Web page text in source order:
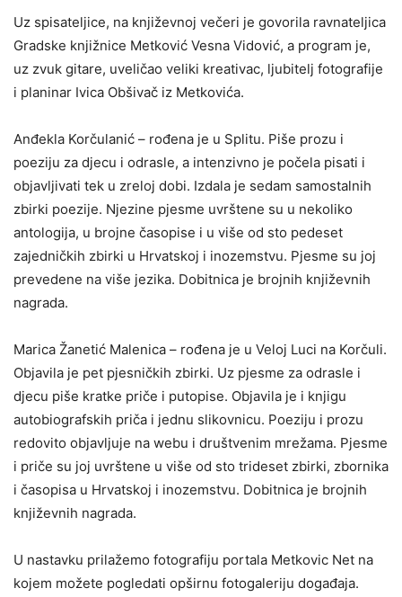
Uz spisateljice, na književnoj večeri je govorila ravnateljica
Gradske knjižnice Metković Vesna Vidović, a program je,
uz zvuk gitare, uveličao veliki kreativac, ljubitelj fotografije
i planinar Ivica Obšivač iz Metkovića.
Anđekla Korčulanić – rođena je u Splitu. Piše prozu i
poeziju za djecu i odrasle, a intenzivno je počela pisati i
objavljivati tek u zreloj dobi. Izdala je sedam samostalnih
zbirki poezije. Njezine pjesme uvrštene su u nekoliko
antologija, u brojne časopise i u više od sto pedeset
zajedničkih zbirki u Hrvatskoj i inozemstvu. Pjesme su joj
prevedene na više jezika. Dobitnica je brojnih književnih
nagrada.
Marica Žanetić Malenica – rođena je u Veloj Luci na Korčuli.
Objavila je pet pjesničkih zbirki. Uz pjesme za odrasle i
djecu piše kratke priče i putopise. Objavila je i knjigu
autobiografskih priča i jednu slikovnicu. Poeziju i prozu
redovito objavljuje na webu i društvenim mrežama. Pjesme
i priče su joj uvrštene u više od sto trideset zbirki, zbornika
i časopisa u Hrvatskoj i inozemstvu. Dobitnica je brojnih
književnih nagrada.
U nastavku prilažemo fotografiju portala Metkovic Net na
kojem možete pogledati opširnu fotogaleriju događaja.